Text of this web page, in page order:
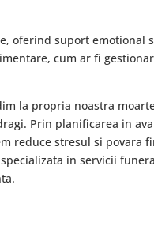
oferind suport
cum ar fi
la propria noastra
Prin planificarea in
reduce stresul si povara
in servicii